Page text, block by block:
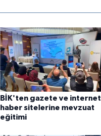
BİK'ten gazete ve internet
haber sitelerine mevzuat
eğitimi